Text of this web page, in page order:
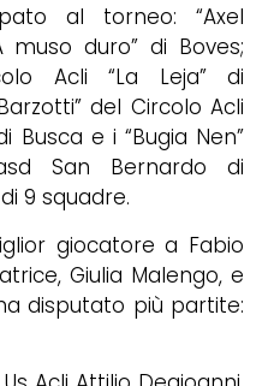
al torneo: “Axel
muso duro” di Boves;
Acli “La Leja” di
del Circolo Acli
Busca e i “Bugia Nen”
San Bernardo di
9 squadre.
giocatore a Fabio
Giulia Malengo, e
disputato più partite: